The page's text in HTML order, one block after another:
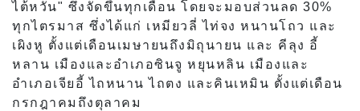
ไต้หวัน" ซึ่งจัดขึ้นทุกเดือน โดยจะมอบส่วนลด 30%
ทุกไตรมาส ซึ่งได้แก่ เหมียวลี่ ไท่จง หนานโถว และ
เผิงหู ตั้งแต่เดือนเมษายนถึงมิถุนายน และ คีลุง อี้
หลาน เมืองและอำเภอซินจู หยุนหลิน เมืองและ
อำเภอเจียอี้ ไถหนาน ไถตง และคินเหมิน ตั้งแต่เดือน
กรกฎาคมถึงตุลาคม